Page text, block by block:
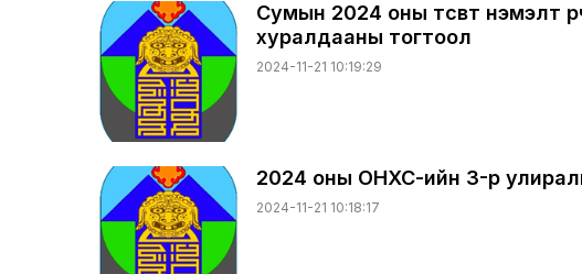
Сумын 2024 оны төсөвт нэмэлт
хуралдааны тогтоол
2024-11-21 10:19:29
2024 оны ОНХС-ийн 3-р
2024-11-21 10:18:17